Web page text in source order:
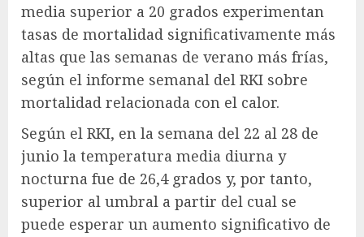
media superior a 20 grados experimentan
tasas de mortalidad significativamente más
altas que las semanas de verano más frías,
según el informe semanal del RKI sobre
mortalidad relacionada con el calor.
Según el RKI, en la semana del 22 al 28 de
junio la temperatura media diurna y
nocturna fue de 26,4 grados y, por tanto,
superior al umbral a partir del cual se
puede esperar un aumento significativo de